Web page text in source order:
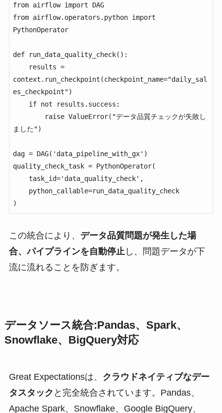
from airflow import DAG
from airflow.operators.python import
PythonOperator
def run_data_quality_check():
context.run_checkpoint(checkpoint_name="daily_sal
es_checkpoint")
ました")
dag = DAG('data_pipeline_with_gx')
quality_check_task = PythonOperator(
)
この統合により、 データ品質問題が発生した場
合、パイプラインを自動停止 し、問題データが下
流に流れることを防ぎます。
データソース統合:Pandas、Spark、
Snowflake、BigQuery対応
Great Expectationsは、 クラウドネイティブなデー
タスタック と完全統合されています。Pandas、
Apache Spark、Snowflake、Google BigQuery、